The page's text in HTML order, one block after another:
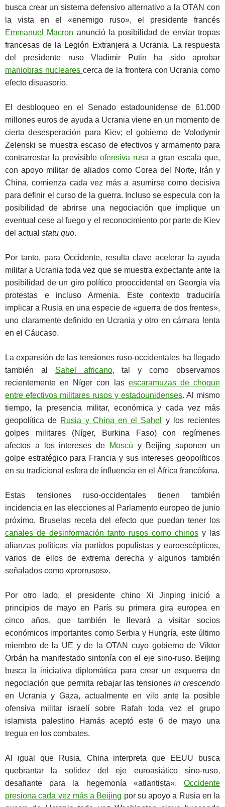
busca crear un sistema defensivo alternativo a la OTAN con
la vista en el «enemigo ruso», el presidente francés
Emmanuel Macron anunció la posibilidad de enviar tropas
francesas de la Legión Extranjera a Ucrania. La respuesta
del presidente ruso Vladimir Putin ha sido aprobar
maniobras nucleares cerca de la frontera con Ucrania como
efecto disuasorio.
El desbloqueo en el Senado estadounidense de 61.000
millones euros de ayuda a Ucrania viene en un momento de
cierta desesperación para Kiev; el gobierno de Volodymir
Zelenski se muestra escaso de efectivos y armamento para
contrarrestar la previsible ofensiva rusa a gran escala que,
con apoyo militar de aliados como Corea del Norte, Irán y
China, comienza cada vez más a asumirse como decisiva
para definir el curso de la guerra. Incluso se especula con la
posibilidad de abrirse una negociación que implique un
eventual cese al fuego y el reconocimiento por parte de Kiev
del actual statu quo.
Por tanto, para Occidente, resulta clave acelerar la ayuda
militar a Ucrania toda vez que se muestra expectante ante la
posibilidad de un giro político prooccidental en Georgia vía
protestas e incluso Armenia. Este contexto traduciría
implicar a Rusia en una especie de «guerra de dos frentes»,
uno claramente definido en Ucrania y otro en cámara lenta
en el Cáucaso.
La expansión de las tensiones ruso-occidentales ha llegado
también al Sahel africano, tal y como observamos
recientemente en Níger con las escaramuzas de choque
entre efectivos militares rusos y estadounidenses. Al mismo
tiempo, la presencia militar, económica y cada vez más
geopolítica de Rusia y China en el Sahel
y los recientes
golpes militares (Níger, Burkina Faso) con regímenes
afectos a los intereses de
Moscú y Beijing suponen un
golpe estratégico para Francia y sus intereses geopolíticos
en su tradicional esfera de influencia en el África francófona.
Estas tensiones ruso-occidentales tienen también
incidencia en las elecciones al Parlamento europeo de junio
próximo. Bruselas recela del efecto que puedan tener los
canales de desinformación tanto rusos como chinos y las
alianzas políticas vía partidos populistas y euroescépticos,
varios de ellos de extrema derecha y algunos también
señalados como «prorrusos».
Por otro lado, el presidente chino Xi Jinping inició a
principios de mayo en París su primera gira europea en
cinco años, que también le llevará a visitar socios
económicos importantes como Serbia y Hungría, este último
miembro de la UE y de la OTAN cuyo gobierno de Viktor
Orbán ha manifestado sintonía con el eje sino-ruso. Beijing
busca la iniciativa diplomática para crear un esquema de
negociación que permita rebajar las tensionesin crescendo
en Ucrania y Gaza, actualmente en vilo ante la posible
ofensiva militar israelí sobre Rafah toda vez el grupo
islamista palestino Hamás aceptó este 6 de mayo una
tregua en los combates.
Al igual que Rusia, China interpreta que EEUU busca
quebrantar la solidez del eje euroasiático sino-ruso,
desafiante para la hegemonía «atlantista». Occidente
presiona cada vez más a Beijing por su apoyo a Rusia en la